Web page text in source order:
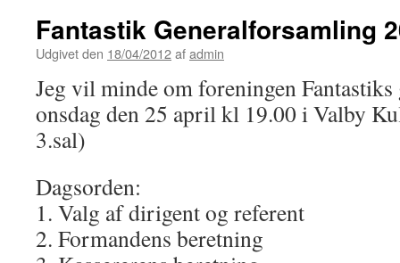
Fantastik Generalforsamling
Udgivet den 18/04/2012afadmin
Jeg vil minde om foreningen
onsdag den 25 april kl 19.00 i Valby
3.sal)
Dagsorden:
1. Valg af dirigent og referent
2. Formandens beretning